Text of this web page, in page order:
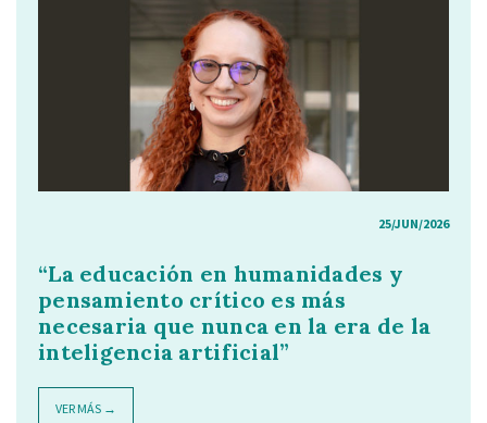
25/JUN/2026
“La educación en humanidades y
pensamiento crítico es más
necesaria que nunca en la era de la
inteligencia artificial”
VER MÁS →